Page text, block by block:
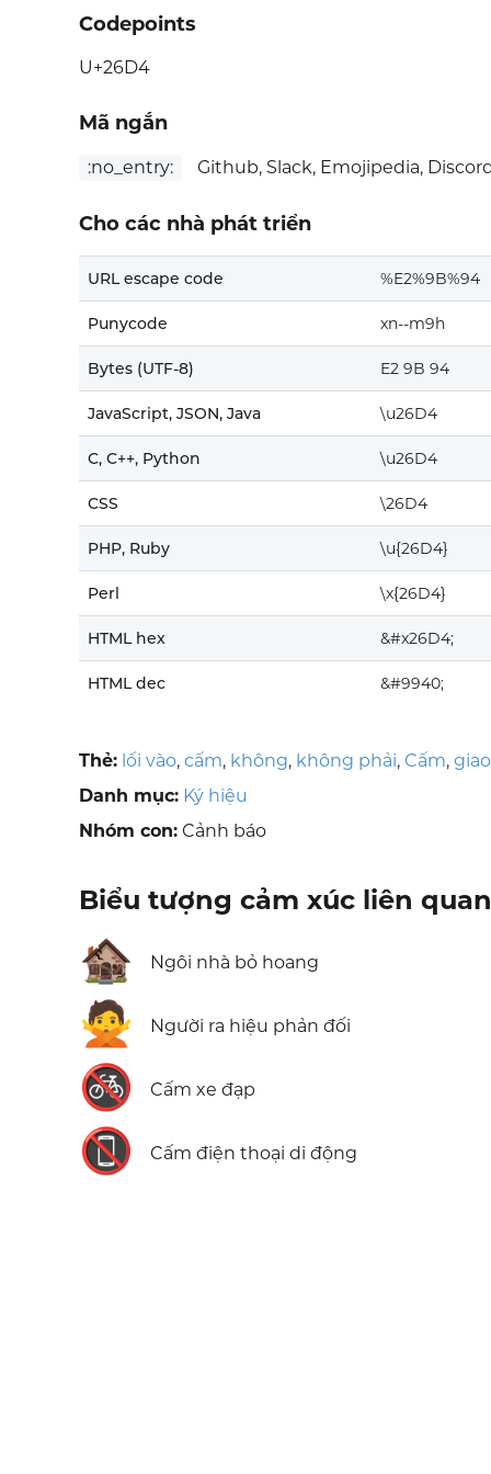
Codepoints
U+26D4
Mã ngắn
:no_entry: Github, Slack, Emojipedia,
Cho các nhà phát triển
URL escape code %E2%9B%94
Punycode xn--m9h
Bytes (UTF-8) E2 9B 94
JavaScript, JSON, Java \u26D4
C, C++, Python \u26D4
CSS \26D4
PHP, Ruby \u{26D4}
Perl \x{26D4}
HTML hex &#x26D4;
HTML dec &#9940;
Thẻ: lối vào, cấm, không, không phải, Cấm,
Danh mục: Ký hiệu
Nhóm con: Cảnh báo
Biểu tượng cảm xúc liên quan
🏚️ Ngôi nhà bỏ hoang
🙅 Người ra hiệu phản đối
🚳 Cấm xe đạp
📵 Cấm điện thoại di động